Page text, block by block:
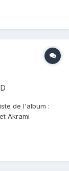
au
de l'album :
Akrami
des attentats du